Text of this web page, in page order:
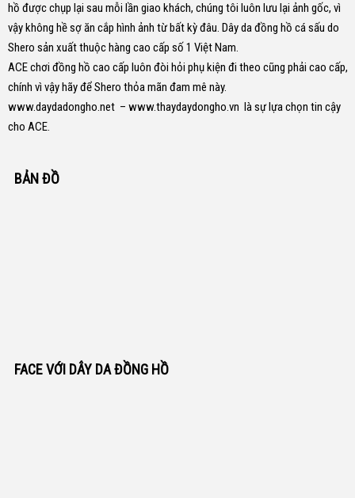
hồ được chụp lại sau mỗi lần giao khách, chúng tôi luôn lưu lại ảnh gốc, vì
vậy không hề sợ ăn cắp hình ảnh từ bất kỳ đâu. Dây da đồng hồ cá sấu do
Shero sản xuất thuộc hàng cao cấp số 1 Việt Nam.
ACE chơi đồng hồ cao cấp luôn đòi hỏi phụ kiện đi theo cũng phải cao cấp,
chính vì vậy hãy để Shero thỏa mãn đam mê này.
www.daydadongho.net – www.thaydaydongho.vn là sự lựa chọn tin cậy
cho ACE.
BẢN ĐỒ
FACE VỚI DÂY DA ĐỒNG HỒ